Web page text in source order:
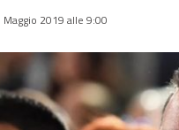
Maggio 2019 alle 9:00